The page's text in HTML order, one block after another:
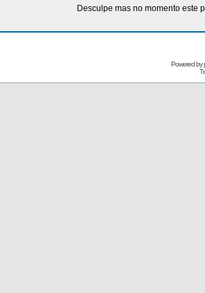
Desculpe mas no momento este
Powered by